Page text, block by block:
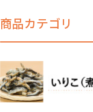
商品カテゴリ